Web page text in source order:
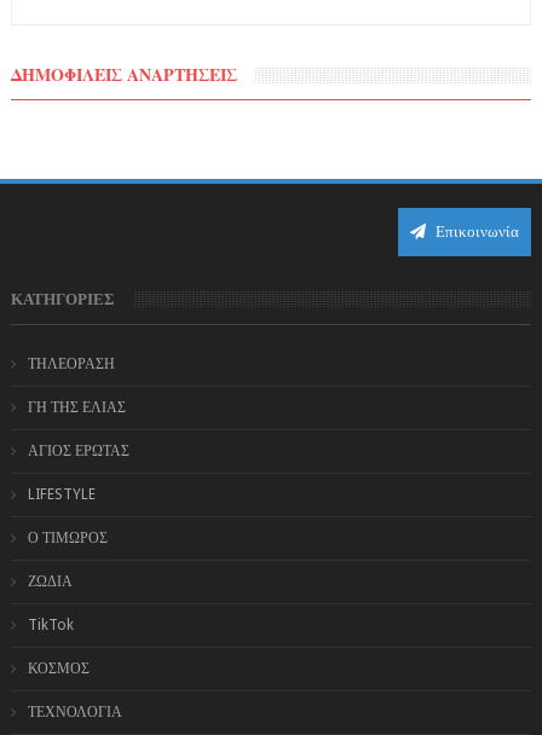
ΔΗΜΟΦΙΛΕΙΣ ΑΝΑΡΤΗΣΕΙΣ
Επικοινωνία
ΚΑΤΗΓΟΡΙΕΣ
ΤΗΛΕΟΡΑΣΗ
ΓΗ ΤΗΣ ΕΛΙΑΣ
ΑΓΙΟΣ ΕΡΩΤΑΣ
LIFESTYLE
Ο ΤΙΜΩΡΟΣ
ΖΩΔΙΑ
TikTok
ΚΟΣΜΟΣ
ΤΕΧΝΟΛΟΓΙΑ